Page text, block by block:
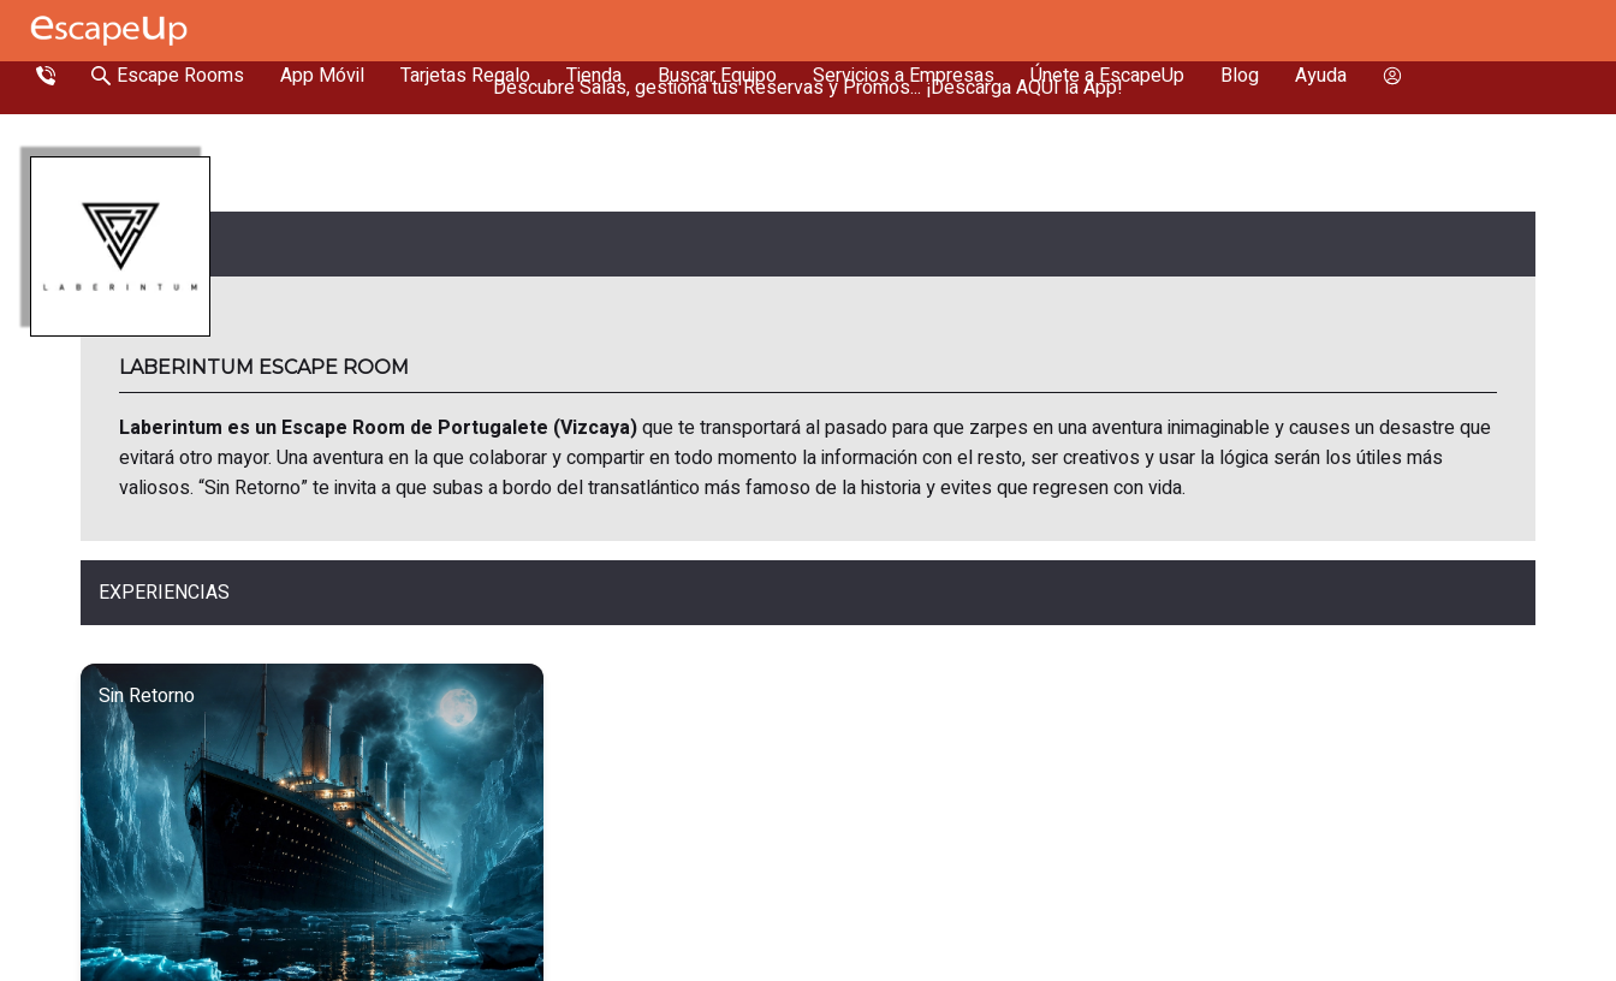
Escape Rooms App Móvil Tarjetas Regalo Tienda Buscar Equipo Servicios a Empresas Únete a EscapeUp Blog Ayuda
Descubre Salas, gestiona tus Reservas y Promos... ¡Descarga AQUÍ la App!
LABERINTUM ESCAPE ROOM
Laberintum es un Escape Room de Portugalete (Vizcaya)que te transportará al pasado para que zarpes en una aventura inimaginable y causes un desastre que
evitará otro mayor. Una aventura en la que colaborar y compartir en todo momento la información con el resto, ser creativos y usar la lógica serán los útiles más
valiosos. “Sin Retorno” te invita a que subas a bordo del transatlántico más famoso de la historia y evites que regresen con vida.
EXPERIENCIAS
Sin Retorno